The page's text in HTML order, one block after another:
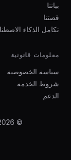
بياننا
قصتنا
تكامل الذكاء
معلومات قانونية
سياسة الخصوصية
شروط الخدمة
الدعم
© 2026 Leaf، من No Bad Seed Studio.